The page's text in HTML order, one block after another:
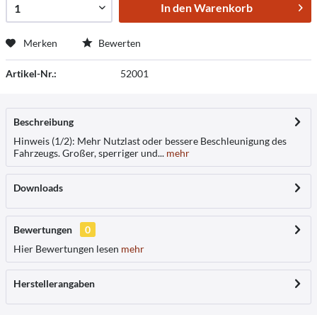
In denWarenkorb
Merken Bewerten
Artikel-Nr.: 52001
Beschreibung
Hinweis (1/2): Mehr Nutzlast oder bessere Beschleunigung des
Fahrzeugs. Großer, sperriger und... mehr
Downloads
Bewertungen
0
Hier Bewertungen lesen mehr
Herstellerangaben